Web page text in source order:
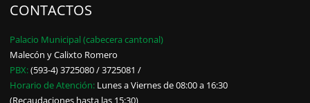
CONTACTOS
Palacio Municipal (cabecera cantonal)
Malecón y Calixto Romero
PBX:(593-4) 3725080 / 3725081 /
Horario de Atención: Lunes a Viernes de 08:00 a 16:30
(Recaudaciones hasta las 15:30)